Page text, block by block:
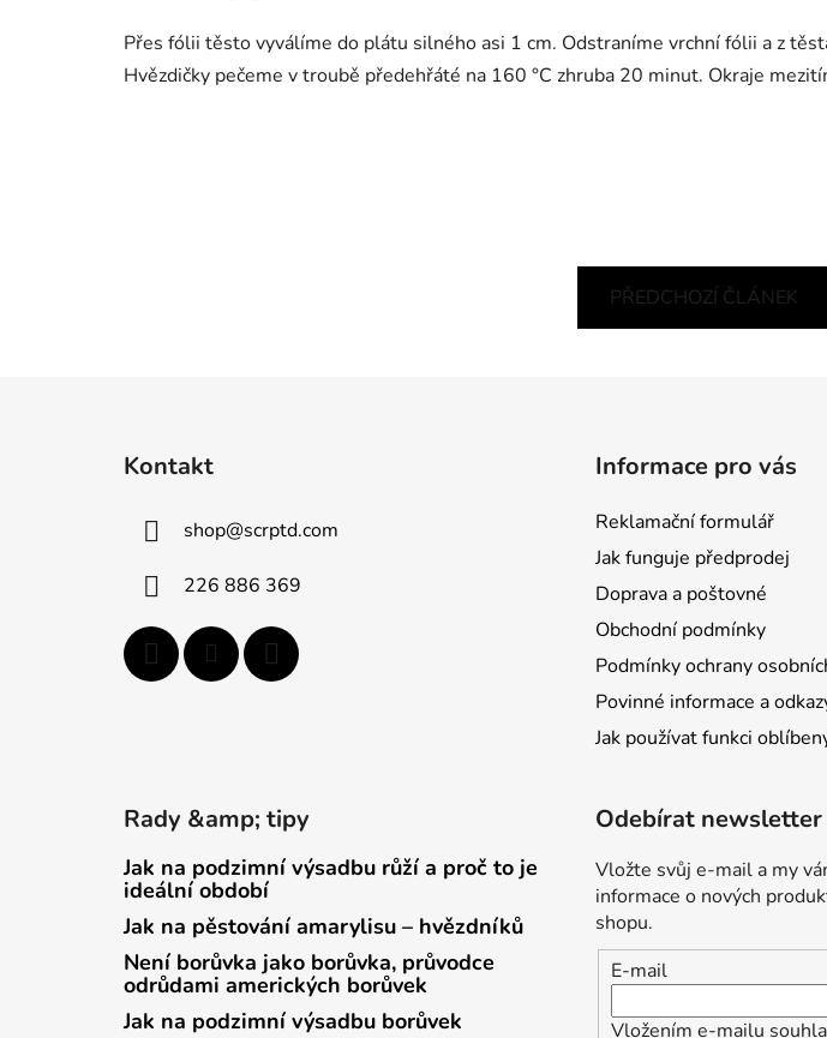
Přes fólii těsto vyválíme do plátu silného asi 1 cm. Odstraníme vrchní fólii a z
Hvězdičky pečeme v troubě předehřáté na 160 °C zhruba 20 minut. Okraje
PŘEDCHOZÍ ČLÁNEK
Kontakt
shop@scrptd.com
226 886 369
Informace pro vás
Reklamační formulář
Jak funguje předprodej
Doprava a poštovné
Obchodní podmínky
Podmínky ochrany
Povinné informace a
Jak používat funkci
Rady &amp; tipy
Jak na podzimní výsadbu růží a proč to je
ideální období
Jak na pěstování amarylisu – hvězdníků
Není borůvka jako borůvka, průvodce
odrůdami amerických borůvek
Jak na podzimní výsadbu borůvek
Odebírat newsletter
Vložte svůj e-mail a my
informace o nových
shopu.
E-mail
Vložením e-mailu